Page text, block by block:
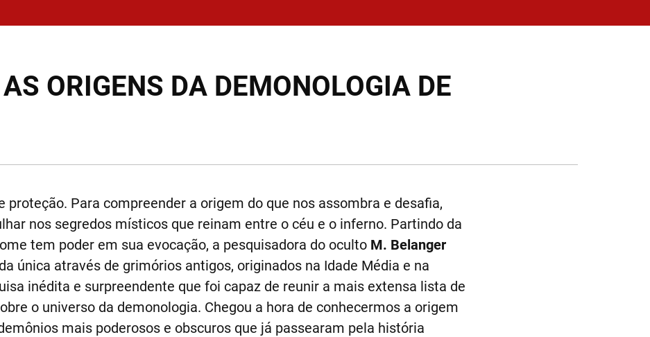
ORIGENS DA DEMONOLOGIA DE
proteção. Para compreender a origem do que nos assombra e desafia,
nos segredos místicos que reinam entre o céu e o inferno. Partindo da
tem poder em sua evocação, a pesquisadora do oculto M. Belanger
única através de grimórios antigos, originados na Idade Média e na
inédita e surpreendente que foi capaz de reunir a mais extensa lista de
o universo da demonologia. Chegou a hora de conhecermos a origem
mais poderosos e obscuros que já passearam pela história